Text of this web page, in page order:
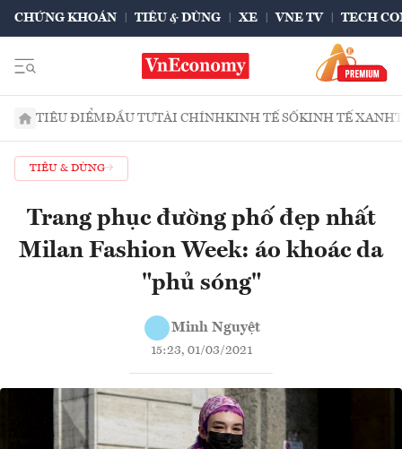
CHỨNG KHOÁN TIÊU & DÙNG XE VNE TV TECH
TIÊU ĐIỂMĐẦU TƯTÀI CHÍNHKINH TẾ SỐKINH TẾ XANH
TIÊU & DÙNG
Trang phục đường phố đẹp nhất
Milan Fashion Week: áo khoác da
"phủ sóng"
Minh Nguyệt
15:23, 01/03/2021